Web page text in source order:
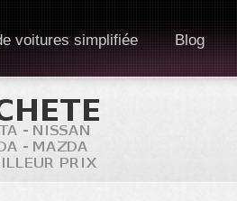
voitures simplifiée Blog